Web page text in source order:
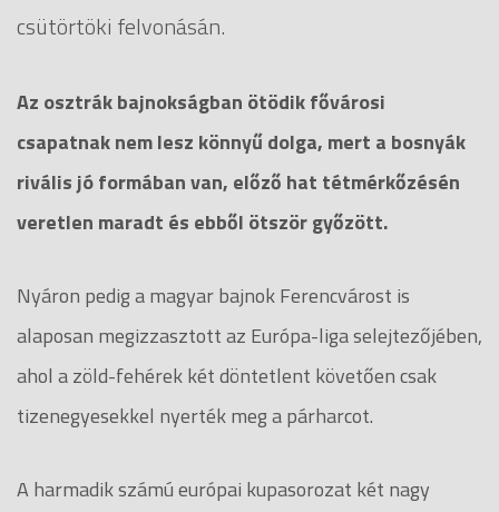
csütörtöki felvonásán.
Az osztrák bajnokságban ötödik fővárosi
csapatnak nem lesz könnyű dolga, mert a bosnyák
rivális jó formában van, előző hat tétmérkőzésén
veretlen maradt és ebből ötször győzött.
Nyáron pedig a magyar bajnok Ferencvárost is
alaposan megizzasztott az Európa-liga selejtezőjében,
ahol a zöld-fehérek két döntetlent követően csak
tizenegyesekkel nyerték meg a párharcot.
A harmadik számú európai kupasorozat két nagy